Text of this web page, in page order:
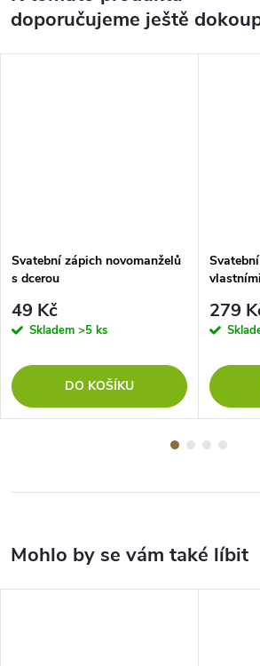
doporučujeme ještě
Svatební zápich novomanželů
s dcerou
49 Kč
Skladem >5 ks
DO KOŠÍKU
279